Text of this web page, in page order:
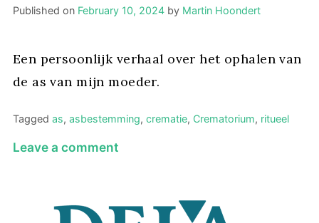
Published on February 10, 2024by Martin Hoondert
Een persoonlijk verhaal over het ophalen van
de as van mijn moeder.
Tagged as, asbestemming, crematie, Crematorium, ritueel
Leave a commenton
mijn